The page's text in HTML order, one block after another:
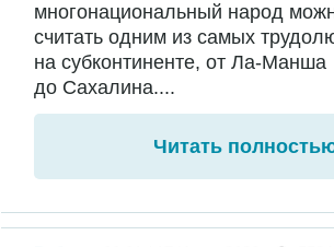
многонациональный народ
считать одним из самых
на субконтиненте, от Ла-Манша
до Сахалина....
Читать